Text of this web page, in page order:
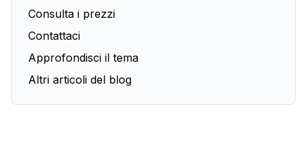
Consulta i prezzi
Contattaci
Approfondisci il tema
Altri articoli del blog